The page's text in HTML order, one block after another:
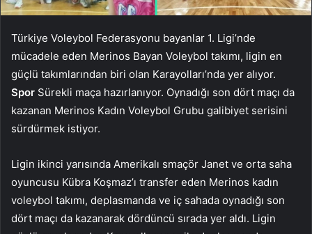
Türkiye Voleybol Federasyonu bayanlar 1. Ligi’nde
mücadele eden Merinos Bayan Voleybol takımı, ligin en
güçlü takımlarından biri olan Karayolları’nda yer alıyor.
Spor Sürekli maça hazırlanıyor. Oynadığı son dört maçı da
kazanan Merinos Kadın Voleybol Grubu galibiyet serisini
sürdürmek istiyor.
Ligin ikinci yarısında Amerikalı smaçör Janet ve orta saha
oyuncusu Kübra Koşmaz’ı transfer eden Merinos kadın
voleybol takımı, deplasmanda ve iç sahada oynadığı son
dört maçı da kazanarak dördüncü sırada yer aldı. Ligin